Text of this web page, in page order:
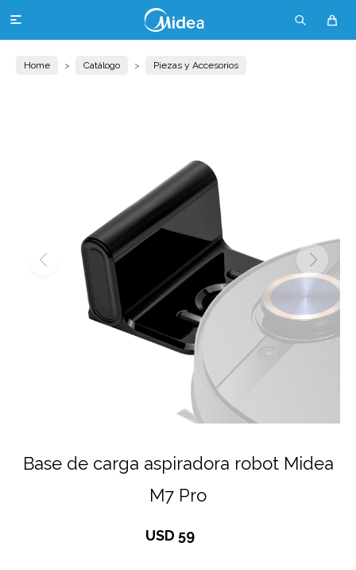

Home Catálogo Piezas y Accesorios
Base de carga aspiradora robot Midea
M7 Pro
USD 59